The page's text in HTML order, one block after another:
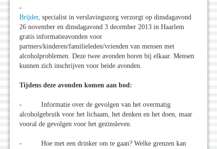
-
Brijder, specialist in verslavingszorg verzorgt op dinsdagavond
26 november en dinsdagavond 3 december 2013 in Haarlem
gratis informatieavonden voor
partners/kinderen/familieleden/vrienden van mensen met
alcoholproblemen. Deze twee avonden horen bij elkaar. Mensen
kunnen zich inschrijven voor beide avonden.
Tijdens deze avonden komen aan bod:
- Informatie over de gevolgen van het overmatig
alcoholgebruik voor het lichaam, het denken en het doen, maar
vooral de gevolgen voor het gezinsleven.
- Hoe met een drinker om te gaan? Welke grenzen kan